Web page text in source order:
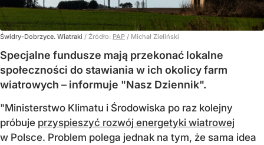
Świdry-Dobrzyce. Wiatraki / Źródło: PAP / Michał Zieliński
Specjalne fundusze mają przekonać lokalne
społeczności do stawiania w ich okolicy farm
wiatrowych – informuje "Nasz Dziennik".
"Ministerstwo Klimatu i Środowiska po raz kolejny
próbuje przyspieszyć rozwój energetyki wiatrowej
w Polsce. Problem polega jednak na tym, że sama idea